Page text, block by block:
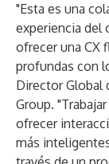
"Esta es una
experiencia del
ofrecer una CX
profundas con
Director Global
Group.
ofrecer
más